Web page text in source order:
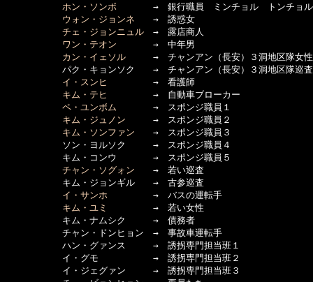
ホン・ソンボ →　銀行職員　ミンチョル　トンチョル
ウォン・ジョンネ →　誘惑女
チェ・ジョンニュル →　露店商人
ワン・テオン →　中年男
カン・イェソル →　チャンアン（長安）３洞地区隊女性
  　　　　　パク・キョンソク　　→　チャンアン（長安）３洞地区隊巡査
イ・スンヒ
→　看護師
キム・テヒ
→　自動車ブローカー
ペ・ユンボム →　スポンジ職員１
キム・ジュノン →　スポンジ職員２
キム・ソンファン →　スポンジ職員３
  　　　　　ソン・ヨルソク　　　→　スポンジ職員４
  　　　　　キム・コンウ　　　　→　スポンジ職員５
チャン・ソグォン →　若い巡査
  　　　　　キム・ジョンギル　　→　古参巡査
イ・サンホ →　バスの運転手
キム・ユミ
→　若い女性
  　　　　　キム・ナムシク　　　→　債務者
  　　　　　チャン・ドンヒョン　→　事故車運転手
  　　　　　ハン・グァンス　　　→　誘拐専門担当班１
  　　　　　イ・グモ　　　　　　→　誘拐専門担当班２
  　　　　　イ・ジェグァン　　　→　誘拐専門担当班３